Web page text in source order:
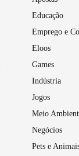
Educação
Emprego e
Eloos
Games
Indústria
Jogos
Meio
Negócios
Pets e